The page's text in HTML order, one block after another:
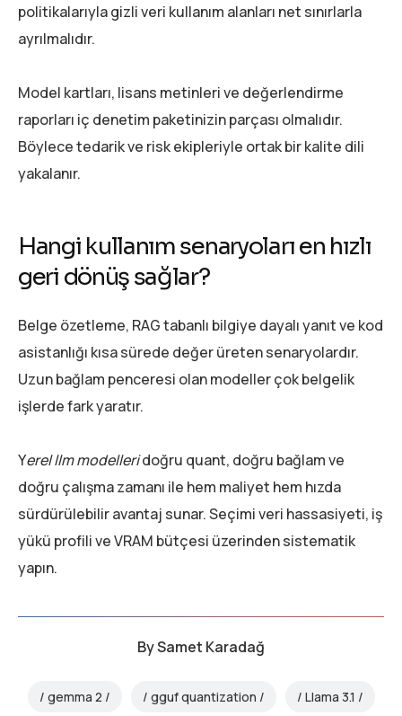
politikalarıyla gizli veri kullanım alanları net sınırlarla
ayrılmalıdır.
Model kartları, lisans metinleri ve değerlendirme
raporları iç denetim paketinizin parçası olmalıdır.
Böylece tedarik ve risk ekipleriyle ortak bir kalite dili
yakalanır.
Hangi kullanım senaryoları en hızlı
geri dönüş sağlar?
Belge özetleme, RAG tabanlı bilgiye dayalı yanıt ve kod
asistanlığı kısa sürede değer üreten senaryolardır.
Uzun bağlam penceresi olan modeller çok belgelik
işlerde fark yaratır.
Yerel llm modelleridoğru quant, doğru bağlam ve
doğru çalışma zamanı ile hem maliyet hem hızda
sürdürülebilir avantaj sunar. Seçimi veri hassasiyeti, iş
yükü profili ve VRAM bütçesi üzerinden sistematik
yapın.
BySamet Karadağ
gemma 2 gguf quantization Llama 3.1